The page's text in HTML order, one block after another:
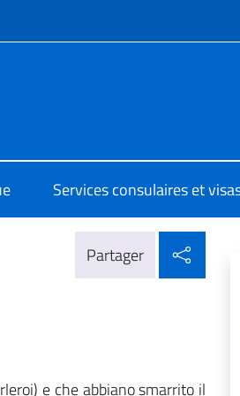
Services consulaires et
Partager
e che abbiano smarrito il